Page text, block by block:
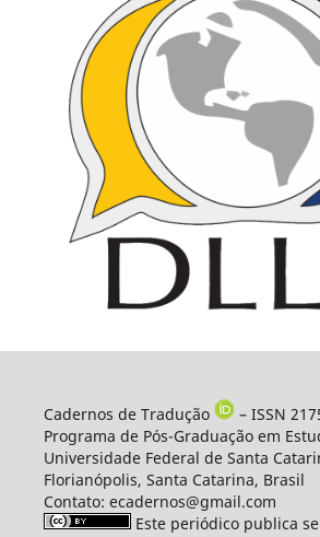
Cadernos de Tradução
– ISSN
Programa de Pós-Graduação em
Universidade Federal de Santa
Florianópolis, Santa Catarina, Brasil
Contato: ecadernos@gmail.com
Este periódico publica